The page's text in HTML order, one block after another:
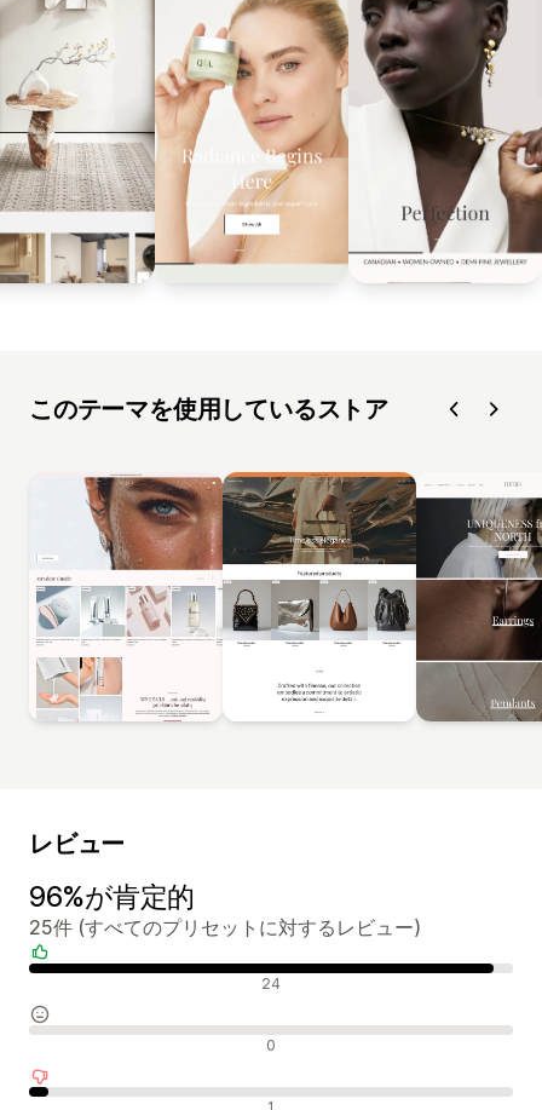
このテーマを使用しているストア
レビュー
96%が肯定的
25件 (すべてのプリセットに対するレビュー)
肯定的なレビュー 24
中間的なレビュー 0
否定的なレビュー